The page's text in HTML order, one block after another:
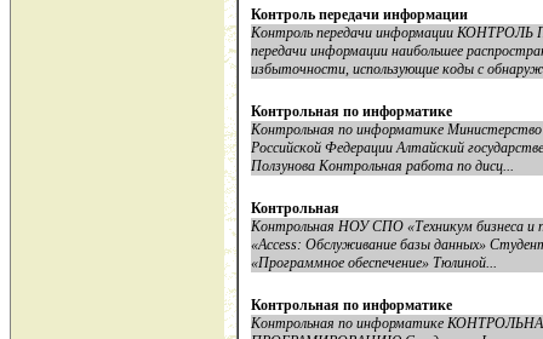
Контроль передачи информации
Контроль передачи информации
передачи информации наибольшее
избыточности, использующие коды с
Контрольная по информатике
Контрольная по информатике Министерство
Российской Федерации Алтайский
Ползунова Контрольная работа по дисц...
Контрольная
Контрольная НОУ СПО «Техникум бизнеса
«Access: Обслуживание базы данных»
«Программное обеспечение» Тюлиной...
Контрольная по информатике
Контрольная по информатике